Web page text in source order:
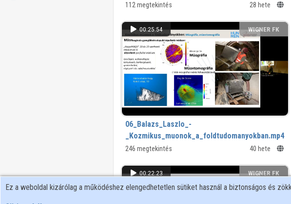
112 megtekintés 28 hete
00:25:54 WIGNER FK
06_Balazs_Laszlo_-
_Kozmikus_muonok_a_foldtudomanyokban.mp4
246 megtekintés 40 hete
00:22:23 WIGNER FK
Ez a weboldal kizárólag a működéshez elengedhetetlen sütiket használ a biztonságos és